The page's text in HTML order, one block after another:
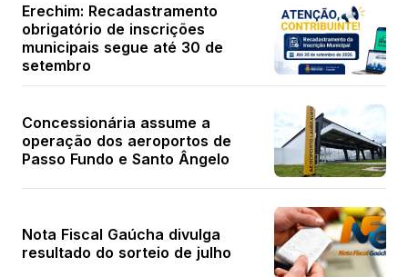
Erechim: Recadastramento
obrigatório de inscrições
municipais segue até 30 de
setembro
Concessionária assume a
operação dos aeroportos de
Passo Fundo e Santo Ângelo
Nota Fiscal Gaúcha divulga
resultado do sorteio de julho